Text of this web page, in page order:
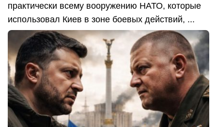
практически всему вооружению НАТО, которые
использовал Киев в зоне боевых действий, ...